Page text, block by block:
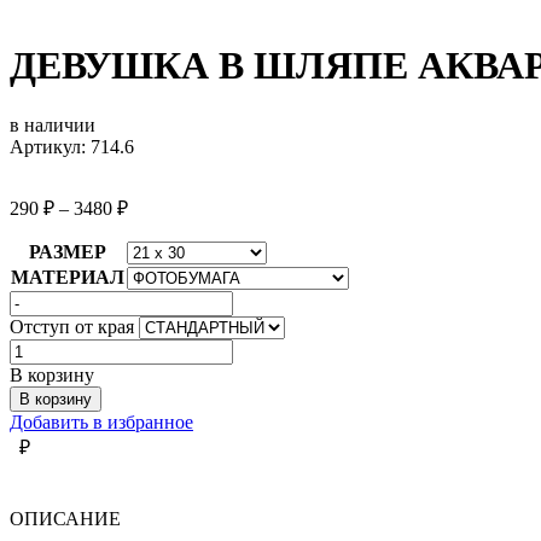
ДЕВУШКА В ШЛЯПЕ
в наличии
Артикул: 714.6
290 ₽ – 3480 ₽
РАЗМЕР
МАТЕРИАЛ
Отступ от края
Количество
товара
ДЕВУШКА
В
ШЛЯПЕ
АКВАРЕЛЬ
В корзину
В корзину
Добавить в избранное
₽
ОПИСАНИЕ